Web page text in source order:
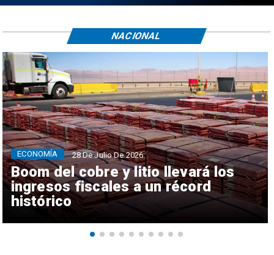
Boom del cobre y litio llevará los
ingresos fiscales a un récord
histórico
ECONOMÍA 28 De Julio De 2026
NACIONAL